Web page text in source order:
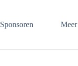
Sponsoren Meer